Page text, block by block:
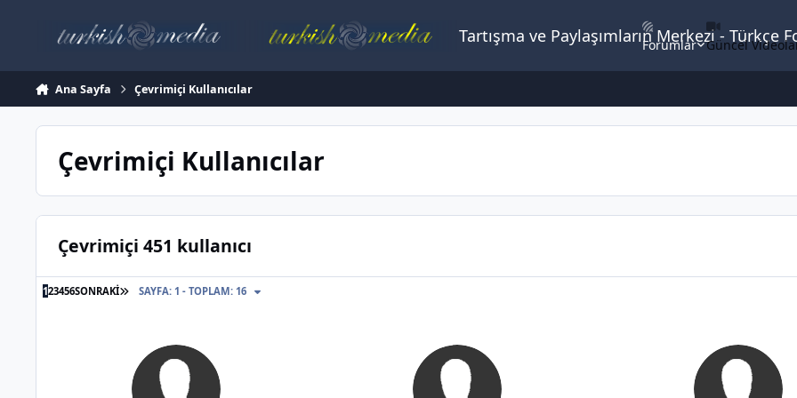
Tartışma ve Paylaşımların Merkezi -
Forumlar Güncel
Ana Sayfa Çevrimiçi Kullanıcılar
Çevrimiçi Kullanıcılar
Çevrimiçi 451 kullanıcı
123456SONRAKI SON SAYFA
SAYFA: 1 - TOPLAM: 16